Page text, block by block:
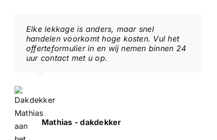
Elke lekkage is anders, maar snel
handelen voorkomt hoge kosten. Vul het
offerteformulier in en wij nemen binnen 24
uur contact met u op.
Mathias - dakdekker